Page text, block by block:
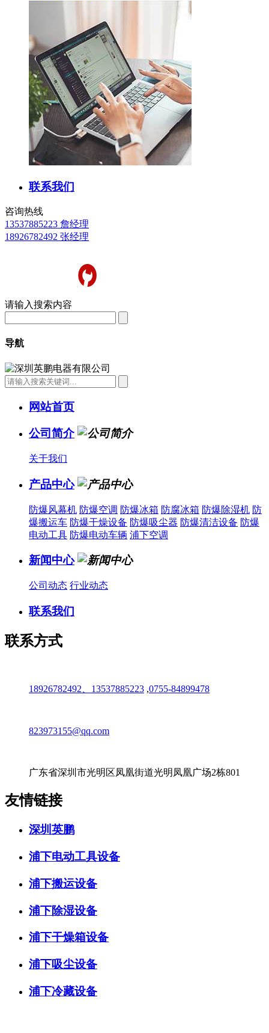
联系我们
咨询热线
13537885223 詹经理
18926782492 张经理
请输入搜索内容
导航
网站首页
公司简介
关于我们
产品中心
防爆风幕机 防爆空调 防爆冰箱 防腐冰箱 防爆除湿机 防
爆搬运车 防爆干燥设备 防爆吸尘器 防爆清洁设备 防爆
电动工具 防爆电动车辆 浦下空调
新闻中心
公司动态 行业动态
联系我们
联系方式
18926782492、13537885223 ,0755-84899478
823973155@qq.com
广东省深圳市光明区凤凰街道光明凤凰广场2栋801
友情链接
深圳英鹏
浦下电动工具设备
浦下搬运设备
浦下除湿设备
浦下干燥箱设备
浦下吸尘设备
浦下冷藏设备